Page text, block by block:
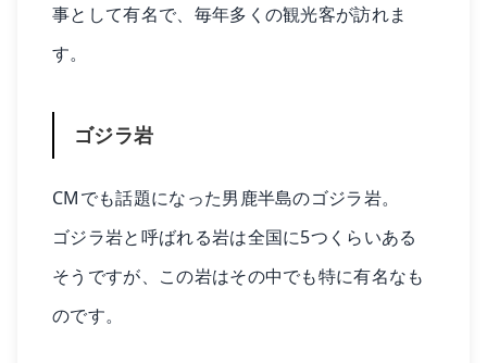
事として有名で、毎年多くの観光客が訪れま
す。
ゴジラ岩
CMでも話題になった男鹿半島のゴジラ岩。
ゴジラ岩と呼ばれる岩は全国に5つくらいある
そうですが、この岩はその中でも特に有名なも
のです。